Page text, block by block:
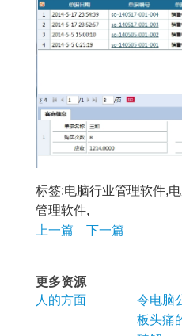
标签:电脑行业管理软件,
管理软件,
上一篇
下一篇
更多资源
人的方面
令电脑
板头痛